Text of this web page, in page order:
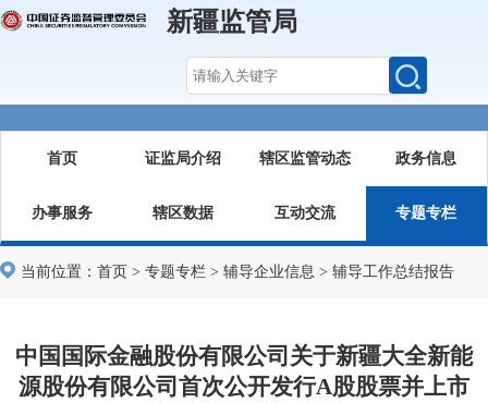
新疆监管局
首页 证监局介绍 辖区监管动态 政务信息
办事服务 辖区数据 互动交流 专题专栏
当前位置： 首页 > 专题专栏 > 辅导企业信息 > 辅导工作总结报告
中国国际金融股份有限公司关于新疆大全新能
源股份有限公司首次公开发行A股股票并上市